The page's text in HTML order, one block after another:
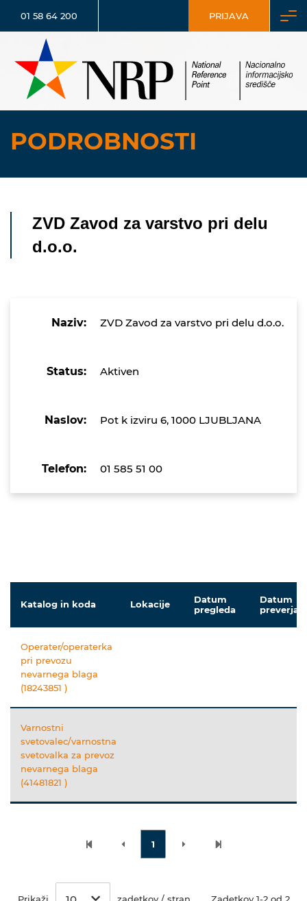
01 58 64 200 PRIJAVA
PODROBNOSTI
ZVD Zavod za varstvo pri delu
d.o.o.
Naziv: ZVD Zavod za varstvo pri delu d.o.o.
Status: Aktiven
Naslov: Pot k izviru 6, 1000 LJUBLJANA
Telefon: 01 585 51 00
Katalog in koda Lokacije
Datum
pregleda
Datum
Operater/operaterka
pri prevozu
nevarnega blaga
(18243851 )
Varnostni
svetovalec/varnostna
svetovalka za prevoz
nevarnega blaga
(41481821 )
1